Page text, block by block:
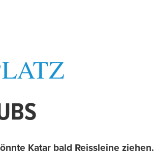
Katar bald Reissleine ziehen.